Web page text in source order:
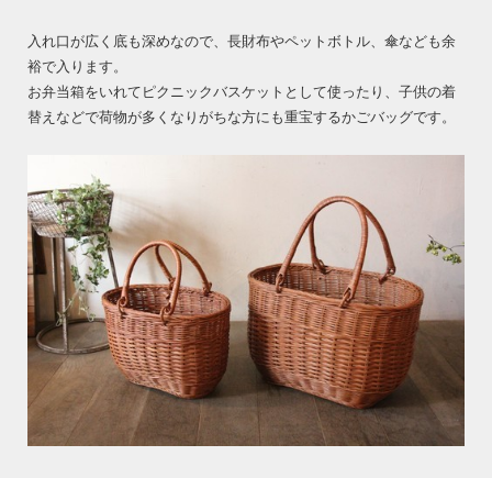
入れ口が広く底も深めなので、長財布やペットボトル、傘なども余
裕で入ります。
お弁当箱をいれてピクニックバスケットとして使ったり、子供の着
替えなどで荷物が多くなりがちな方にも重宝するかごバッグです。